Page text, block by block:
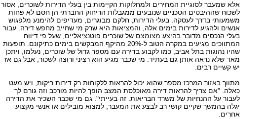
אלא שמעבר לסוגיית המחירים ולמחלוקות הקיימות בין בעלי הדירות לשוכרים, אסור
לשכוח שההיבטים הטכניים שנובעים ממגבלות הריחוק החברתי הן חסם לא פחות
משמעותי בדרך לעסקה. בעלי הדירות, חלקם מבוגרים, מעדיפים להימנע מלפגוש
אנשים ולהגיע לדירות בימים אלה, והמציאות היא שרק מי שחייב מחפש דירה. עבור
בעלי הנכסים מדובר בהיצע מצומצם של שוכרים פוטנציאליים, שעל פי דיווח
המתווכים מגיעים במקרה הטוב ל-20% מהיקף המבקשים בימים כתיקונם. תופעות
שהיו נהוגות בתל אביב, כמו לקבוע בדירה עם מספר גדול של שוכרים, נעלמו, ויתכן
מאד שלא נראה אותן גם בעתיד. מי שכבר מגיע הוא רציני ורוצה לשכור, אבל גם אז
יש קשיים רבים.
מתווך באזור המרכז מספר שהוא יכול להראות ללקוחות רק דירות ריקות, ויש מעט
כאלה. "אם צריך להראות דירה מאוכלסת המצב הופך להיות מורכב וזה גורם לך
לעבור על ההנחיות של משרד הבריאות. זה בעייתי". גם מי שכבר השכיר את הדירה
יגלה בהמשך שקיים קושי רב לבצע את המעבר, למצוא מובילים או אנשי מקצוע
אחרים.